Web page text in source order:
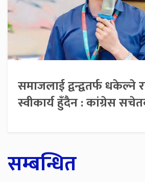
समाजलाई द्वन्द्वतर्फ धकेल्ने
स्वीकार्य हुँदैन : कांग्रेस
सम्बन्धित